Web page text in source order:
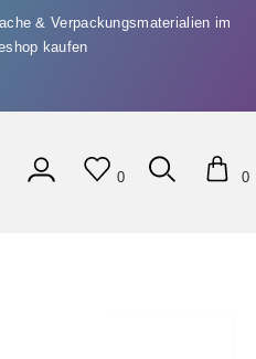
& Verpackungsmaterialien im
kaufen
0 0